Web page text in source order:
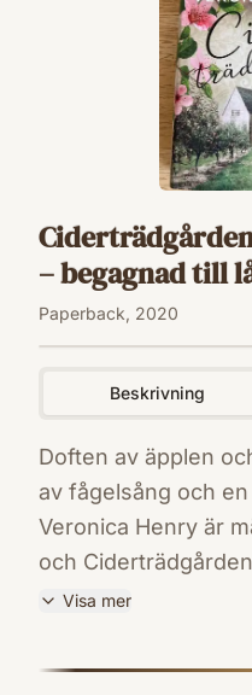
– begagnad till
Paperback, 2020
Beskrivning
Doften av äpplen
av fågelsång och
Veronica Henry är
och
Dragonfly Farm har
Melchior
Visa mer
9789177712497